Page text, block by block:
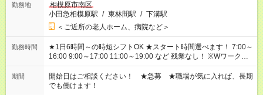
勤務地
相模原市南区
小田急相模原駅 / 東林間駅 / 下溝駅
＜ご近所の老人ホーム、病院など＞
勤務時間
★1日6時間～の時短シフトOK ★スタート時間選べます！ 7:00～
16:00 9:00～17:00 11:00～19:00 など 残業なし！ ※Wワークの
場合、他のお仕事と合わせ週40時間超の就業はご案内できませ
ん ※法令に基づき、週20時間以上勤務は社会保険への加入対象
となります ※労働者派遣法（日雇い派遣の原則禁止）により、
期間
開始日はご相談ください！ ★急募 ★職場が気に入れば、長期
でも働けます！